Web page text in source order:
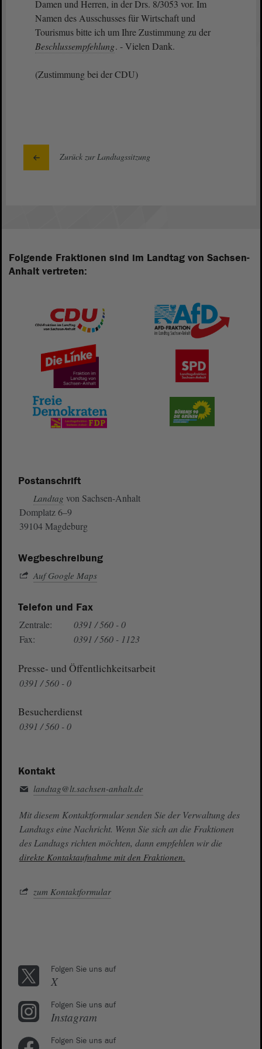
Damen und Herren, in der Drs. 8/3053 vor. Im
Namen des Ausschusses für Wirtschaft und
Tourismus bitte ich um Ihre Zustimmung zu der
Beschlussempfehlung. - Vielen Dank.
(Zustimmung bei der CDU)
Zurück zur Landtagssitzung
Folgende Fraktionen sind im Landtag von Sachsen-
Anhalt vertreten:
Postanschrift
Landtag von Sachsen-Anhalt
Domplatz 6–9
39104 Magdeburg
Wegbeschreibung
Auf Google Maps
Telefon und Fax
Zentrale:
0391 / 560 - 0
Fax:
0391 / 560 - 1123
Presse- und Öffentlichkeitsarbeit
0391 / 560 - 0
Besucherdienst
0391 / 560 - 0
Kontakt
landtag@lt.sachsen-anhalt.de
Mit diesem Kontaktformular senden Sie der Verwaltung des
Landtags eine Nachricht. Wenn Sie sich an die Fraktionen
des Landtags richten möchten, dann empfehlen wir die
direkte Kontaktaufnahme mit den Fraktionen.
zum Kontaktformular
Folgen Sie uns auf
X
Folgen Sie uns auf
Instagram
Folgen Sie uns auf